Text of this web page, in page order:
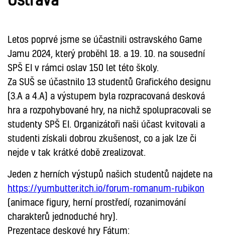
Letos poprvé jsme se účastnili ostravského Game
Jamu 2024, který proběhl 18. a 19. 10. na sousední
SPŠ EI v rámci oslav 150 let této školy.
Za SUŠ se účastnilo 13 studentů Grafického designu
(3.A a 4.A) a výstupem byla rozpracovaná desková
hra a rozpohybované hry, na nichž spolupracovali se
studenty SPŠ EI. Organizátoři naši účast kvitovali a
studenti získali dobrou zkušenost, co a jak lze či
nejde v tak krátké době zrealizovat.
Jeden z herních výstupů našich studentů najdete na
https://yumbutter.itch.io/forum-romanum-rubikon
(animace figury, herní prostředí, rozanimování
charakterů jednoduché hry).
Prezentace deskové hry Fátum: